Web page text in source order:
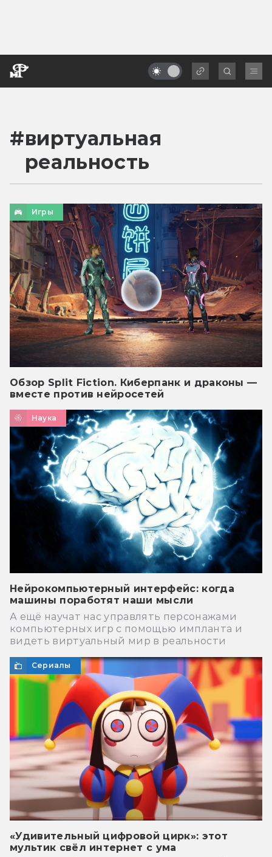
#виртуальная
реальность
Игры
Обзор Split Fiction. Киберпанк и драконы —
вместе против нейросетей
Наука
Нейрокомпьютерный интерфейс: когда
машины поработят наши мысли
А ещё научат нас управлять персонажами
компьютерных игр с помощью импланта и
видеть виртуальный мир в реальности
Сериалы
«Удивительный цифровой цирк»: этот
мультик свёл интернет с ума